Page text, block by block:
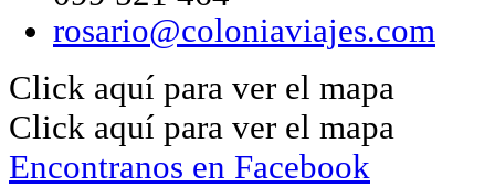
rosario@coloniaviajes.com
Click aquí para ver el mapa
Click aquí para ver el mapa
Encontranos en Facebook